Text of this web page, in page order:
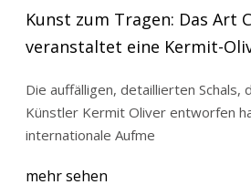
Kunst zum Tragen: Das Art
veranstaltet eine Kermit-
Die auffälligen, detaillierten Schals,
Künstler Kermit Oliver entworfen
internationale Aufme
mehr sehen